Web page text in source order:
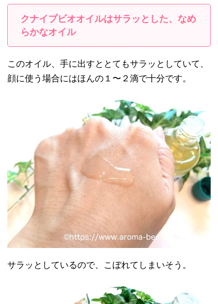
クナイプビオオイルはサラッとした、なめ
らかなオイル
このオイル、手に出すととてもサラッとしていて、
顔に使う場合にはほんの１〜２滴で十分です。
サラッとしているので、こぼれてしまいそう。